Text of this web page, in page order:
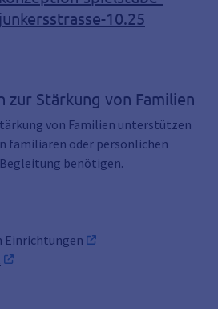
junkersstrasse-10.25
zur Stärkung von Familien
von Familien unterstützen
familiären oder persönlichen
benötigen.
Einrichtungen